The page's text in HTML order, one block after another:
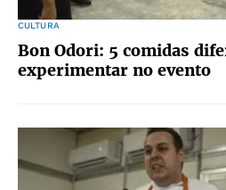
CULTURA
Bon Odori: 5 comidas
experimentar no evento